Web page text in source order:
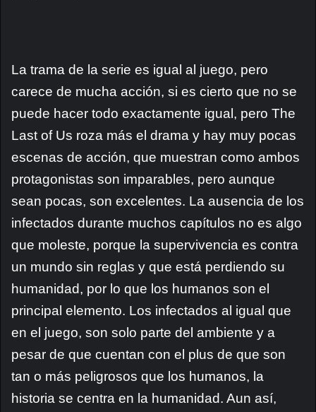
La trama de la serie es igual al juego, pero
carece de mucha acción, si es cierto que no se
puede hacer todo exactamente igual, pero The
Last of Us roza más el drama y hay muy pocas
escenas de acción, que muestran como ambos
protagonistas son imparables, pero aunque
sean pocas, son excelentes. La ausencia de los
infectados durante muchos capítulos no es algo
que moleste, porque la supervivencia es contra
un mundo sin reglas y que está perdiendo su
humanidad, por lo que los humanos son el
principal elemento. Los infectados al igual que
en el juego, son solo parte del ambiente y a
pesar de que cuentan con el plus de que son
tan o más peligrosos que los humanos, la
historia se centra en la humanidad. Aun así,